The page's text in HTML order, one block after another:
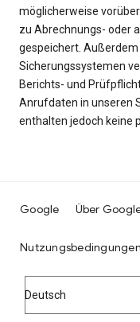
möglicherweise
zu Abrechnungs- oder
gespeichert.
Sicherungssystemen
Berichts- und
Anrufdaten in unseren
enthalten jedoch keine
Google Über
Nutzungsbedingungen
Deutsch